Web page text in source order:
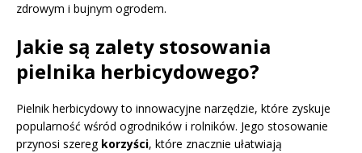
zdrowym i bujnym ogrodem.
Jakie są zalety stosowania
pielnika herbicydowego?
Pielnik herbicydowy to innowacyjne narzędzie, które zyskuje
popularność wśród ogrodników i rolników. Jego stosowanie
przynosi szereg korzyści, które znacznie ułatwiają